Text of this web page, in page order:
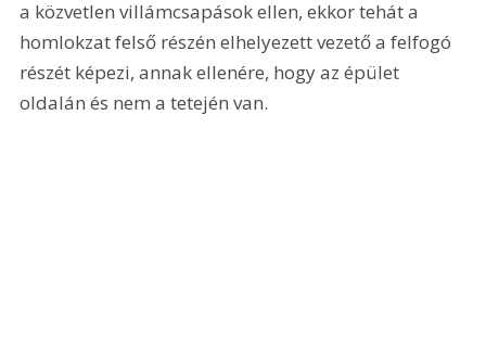
a közvetlen villámcsapások ellen, ekkor tehát a
homlokzat felső részén elhelyezett vezető a felfogó
részét képezi, annak ellenére, hogy az épület
oldalán és nem a tetején van.